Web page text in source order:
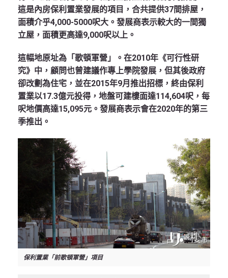
這是內房保利置業發展的項目，合共提供37間排屋，
面積介乎4,000-5000呎大。發展商表示較大的一間獨
立屋，面積更高達9,000呎以上。
這幅地原址為「歌頓軍營」。在2010年《可行性研
究》中，顧問也曾建議作專上學院發展，但其後政府
卻改劃為住宅，並在2015年9月推出招標，終由保利
置業以17.3億元投得，地盤可建樓面達114,604呎，每
呎地價高達15,095元。發展商表示會在2020年的第三
季推出。
保利置業「前歌頓軍營」項目